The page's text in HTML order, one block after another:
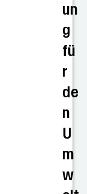
un
g
fü
r
de
n
U
m
w